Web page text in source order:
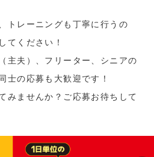
トレーニングも丁寧に行うの
てください！
主夫）、フリーター、シニアの
士の応募も大歓迎です！
みませんか？ご応募お待ちして